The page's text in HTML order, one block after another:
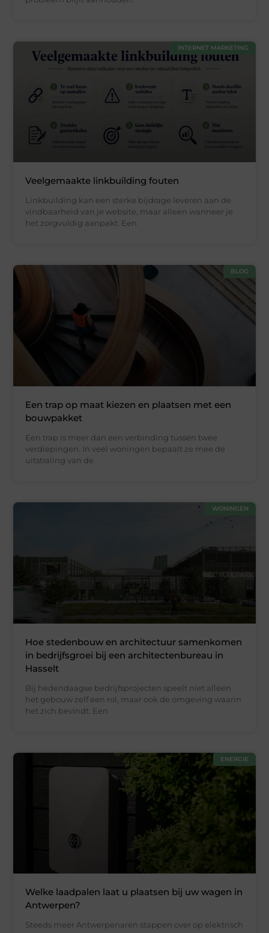
INTERNET MARKETING
Veelgemaakte linkbuilding fouten
Linkbuilding kan een sterke bijdrage leveren aan de
vindbaarheid van je website, maar alleen wanneer je
het zorgvuldig aanpakt. Een
BLOG
Een trap op maat kiezen en plaatsen met een
bouwpakket
Een trap is meer dan een verbinding tussen twee
verdiepingen. In veel woningen bepaalt ze mee de
uitstraling van de
WONINGEN
Hoe stedenbouw en architectuur samenkomen
in bedrijfsgroei bij een architectenbureau in
Hasselt
Bij hedendaagse bedrijfsprojecten speelt niet alleen
het gebouw zelf een rol, maar ook de omgeving waarin
het zich bevindt. Een
ENERGIE
Welke laadpalen laat u plaatsen bij uw wagen in
Antwerpen?
Steeds meer Antwerpenaren stappen over op elektrisch